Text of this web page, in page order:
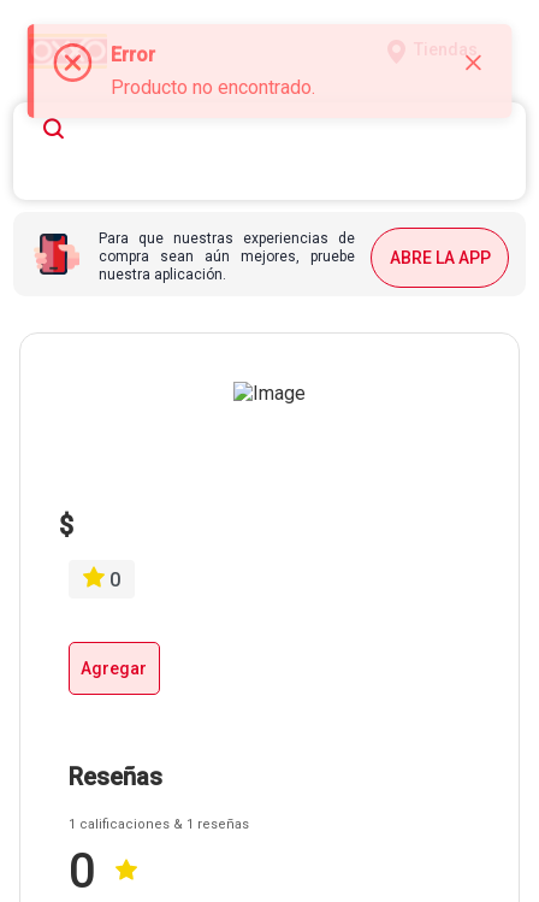
Error
Producto no encontrado.
Tiendas
Para que nuestras experiencias de
compra sean aún mejores, pruebe
nuestra aplicación.
ABRE LA APP
$
0
Agregar
Reseñas
1 calificaciones & 1 reseñas
0